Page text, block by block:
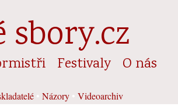
sbory.cz
Festivaly O nás
Názory Videoarchiv